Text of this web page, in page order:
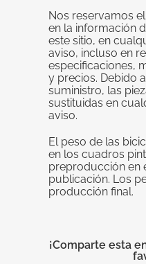
Nos reservamos
en la información
este sitio, en
aviso, incluso en
especificaciones,
y precios. Debido
suministro, las
sustituidas en
aviso.
El peso de las
en los cuadros
preproducción en
publicación. Los
producción final.
¡Comparte esta